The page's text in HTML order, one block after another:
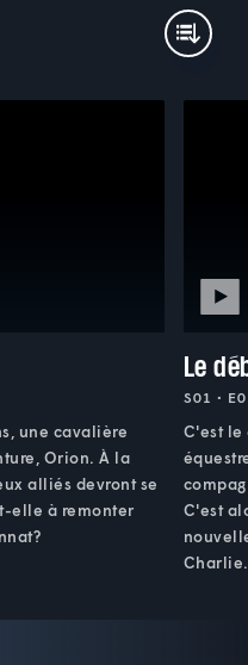
une cavalière
Orion. À la
alliés devront se
elle à remonter
Le
S01 •
C'est le
C'est
Charlie.